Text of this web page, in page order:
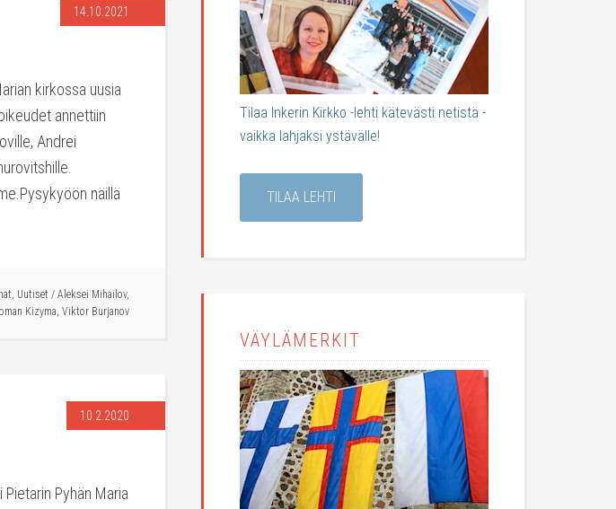
14.10.2021
kirkossa uusia
annettiin
Andrei
näillä
, Uutiset / Aleksei Mihailov,
Kizyma, Viktor Burjanov
10.2.2020
Pyhän Maria
Tilaa Inkerin Kirkko -lehti kätevästi netistä -
vaikka lahjaksi ystävälle!
TILAA LEHTI
VÄYLÄMERKIT